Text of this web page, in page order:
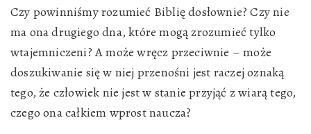
Czy powinniśmy rozumieć Biblię dosłownie? Czy nie
ma ona drugiego dna, które mogą zrozumieć tylko
wtajemniczeni? A może wręcz przeciwnie – może
doszukiwanie się w niej przenośni jest raczej oznaką
tego, że człowiek nie jest w stanie przyjąć z wiarą tego,
czego ona całkiem wprost naucza?